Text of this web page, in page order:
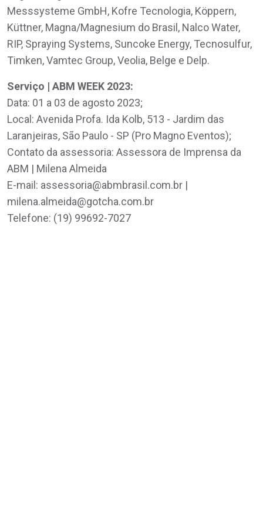
Messsysteme GmbH, Kofre Tecnologia, Köppern,
Küttner, Magna/Magnesium do Brasil, Nalco Water,
RIP, Spraying Systems, Suncoke Energy, Tecnosulfur,
Timken, Vamtec Group, Veolia, Belge e Delp.
Serviço | ABM WEEK 2023:
Data: 01 a 03 de agosto 2023;
Local: Avenida Profa. Ida Kolb, 513 - Jardim das
Laranjeiras, São Paulo - SP (Pro Magno Eventos);
Contato da assessoria: Assessora de Imprensa da
ABM | Milena Almeida
E-mail: assessoria@abmbrasil.com.br |
milena.almeida@gotcha.com.br
Telefone: (19) 99692-7027